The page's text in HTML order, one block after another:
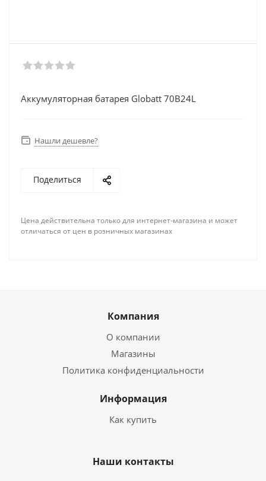
Аккумуляторная батарея Globatt 70В24L
Нашли дешевле?
Поделиться
Цена действительна только для интернет-магазина и может
отличаться от цен в розничных магазинах
Компания
О компании
Магазины
Политика конфиденциальности
Информация
Как купить
Наши контакты